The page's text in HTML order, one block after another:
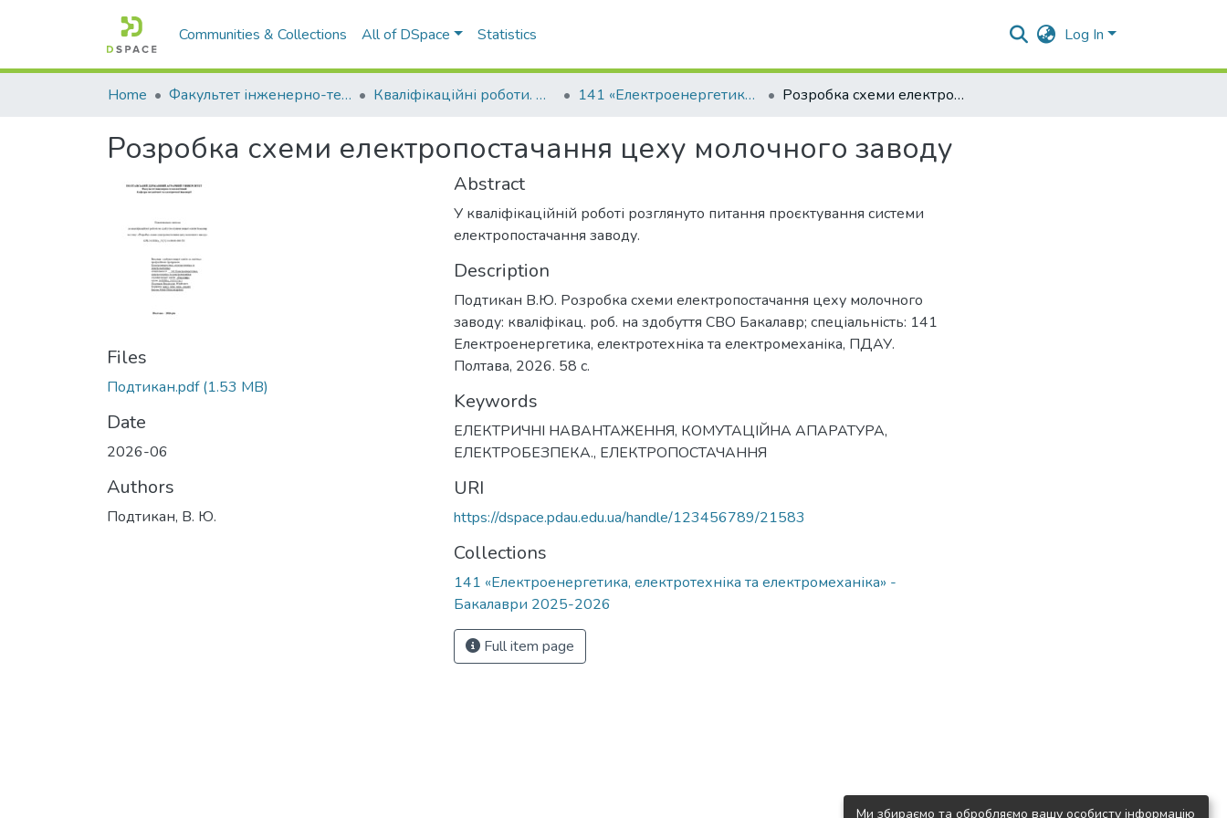
Communities & Collections All of DSpace Statistics Log In
Home Факультет інженерно-технологічний Кваліфікаційні роботи. Факультет інженерно-технологічний 141 «Електроенергетика, електротехніка та електромеханіка» - Бакалаври 2025-2026 Розробка схеми електропостачання цеху молочного заводу
Розробка схеми електропостачання цеху молочного заводу
Files
Подтикан.pdf(1.53 MB)
Date
2026-06
Authors
Подтикан, В. Ю.
Abstract
У кваліфікаційній роботі розглянуто питання проєктування системи
електропостачання заводу.
Description
Подтикан В.Ю. Розробка схеми електропостачання цеху молочного
заводу: кваліфікац. роб. на здобуття СВО Бакалавр; спеціальність: 141
Електроенергетика, електротехніка та електромеханіка, ПДАУ.
Полтава, 2026. 58 с.
Keywords
ЕЛЕКТРИЧНІ НАВАНТАЖЕННЯ, КОМУТАЦІЙНА АПАРАТУРА,
ЕЛЕКТРОБЕЗПЕКА., ЕЛЕКТРОПОСТАЧАННЯ
URI
https://dspace.pdau.edu.ua/handle/123456789/21583
Collections
141 «Електроенергетика, електротехніка та електромеханіка» -
Бакалаври 2025-2026
Full item page
Ми збираємо та обробляємо вашу особисту інформацію